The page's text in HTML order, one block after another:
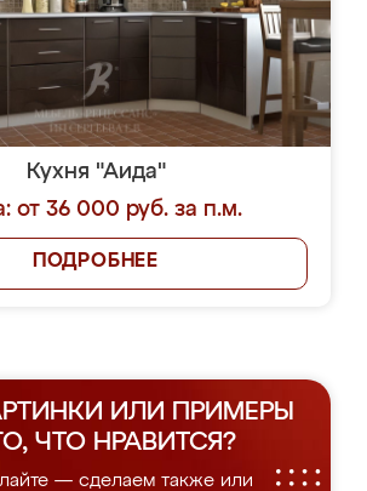
Кухня "Аида"
от 36 000 руб. за п.м.
ПОДРОБНЕЕ
ИЛИ ПРИМЕРЫ
ЧТО НРАВИТСЯ?
— сделаем также или